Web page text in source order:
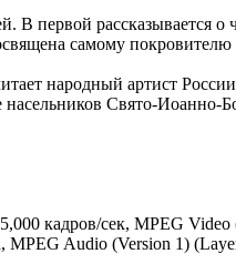
В первой рассказывается
самому
народный артист
Свято-Иоанно-
кадров/сек, MPEG
Audio (Version 1)